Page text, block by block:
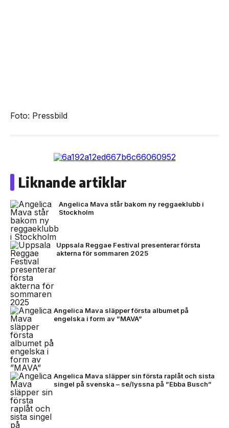
Foto: Pressbild
Liknande artiklar
Angelica Mava står bakom ny reggaeklubb i
Stockholm
Uppsala Reggae Festival presenterar första
akterna för sommaren 2025
Angelica Mava släpper första albumet på
engelska i form av ”MAVA”
Angelica Mava släpper sin första raplåt och sista
singel på svenska – se/lyssna på ”Ebba Busch”